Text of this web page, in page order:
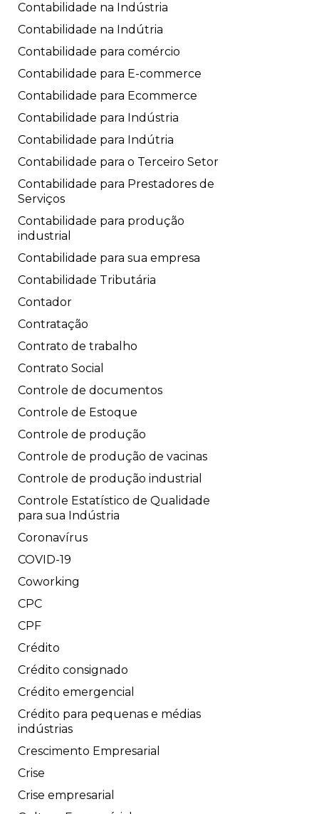
Contabilidade na Indústria
Contabilidade na Indútria
Contabilidade para comércio
Contabilidade para E-commerce
Contabilidade para Ecommerce
Contabilidade para Indústria
Contabilidade para Indútria
Contabilidade para o Terceiro Setor
Contabilidade para Prestadores de
Serviços
Contabilidade para produção
industrial
Contabilidade para sua empresa
Contabilidade Tributária
Contador
Contratação
Contrato de trabalho
Contrato Social
Controle de documentos
Controle de Estoque
Controle de produção
Controle de produção de vacinas
Controle de produção industrial
Controle Estatístico de Qualidade
para sua Indústria
Coronavírus
COVID-19
Coworking
CPC
CPF
Crédito
Crédito consignado
Crédito emergencial
Crédito para pequenas e médias
indústrias
Crescimento Empresarial
Crise
Crise empresarial